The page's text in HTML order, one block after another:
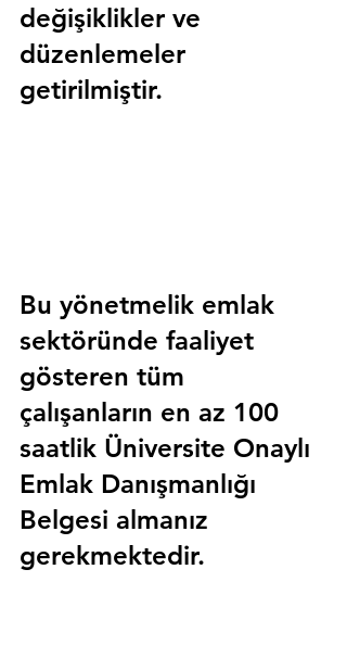
değişiklikler ve
düzenlemeler
getirilmiştir.
Bu yönetmelik emlak
sektöründe faaliyet
gösteren tüm
çalışanların en az 100
saatlik Üniversite Onaylı
Emlak Danışmanlığı
Belgesi almanız
gerekmektedir.